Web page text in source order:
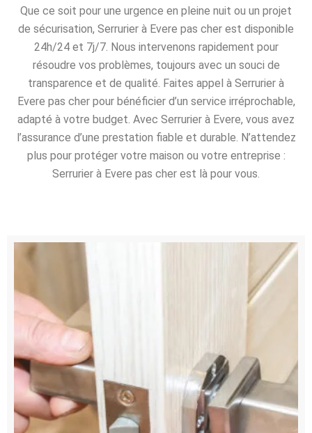
Que ce soit pour une urgence en pleine nuit ou un projet
de sécurisation, Serrurier à Evere pas cher est disponible
24h/24 et 7j/7. Nous intervenons rapidement pour
résoudre vos problèmes, toujours avec un souci de
transparence et de qualité. Faites appel à Serrurier à
Evere pas cher pour bénéficier d’un service irréprochable,
adapté à votre budget. Avec Serrurier à Evere, vous avez
l’assurance d’une prestation fiable et durable. N’attendez
plus pour protéger votre maison ou votre entreprise :
Serrurier à Evere pas cher est là pour vous.